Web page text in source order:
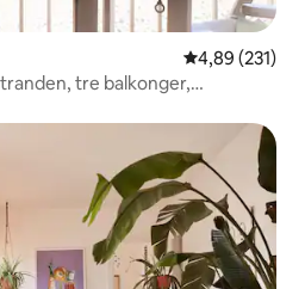
4,89 av 5 i
4,89 (231)
tre balkonger,